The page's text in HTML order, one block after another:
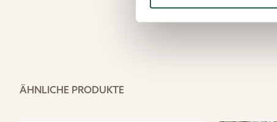
ÄHNLICHE PRODUKTE